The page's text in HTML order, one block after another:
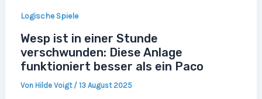
Logische Spiele
Wesp ist in einer Stunde
verschwunden: Diese Anlage
funktioniert besser als ein Paco
Von Hilde Voigt / 13 August 2025